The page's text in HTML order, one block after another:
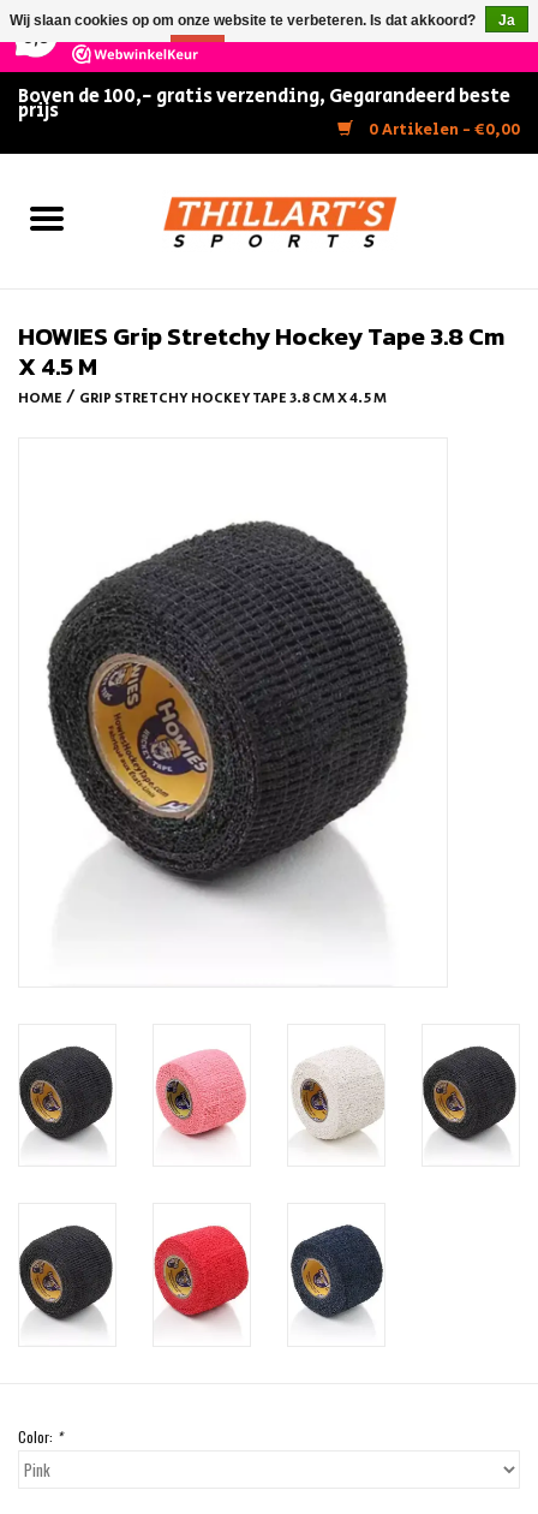
147 Reviews ×
Boven de 100,- gratis verzending, Gegarandeerd beste
prijs
0 Artikelen - €0,00
Home
Inline Skates
Rolschaatsen
HOWIES Grip Stretchy Hockey Tape 3.8 Cm
X 4.5 M
HOME / GRIP STRETCHY HOCKEY TAPE 3.8 CM X 4.5 M
Color: *
Wij slaan cookies op om onze website te verbeteren. Is dat akkoord?
Ja
Nee